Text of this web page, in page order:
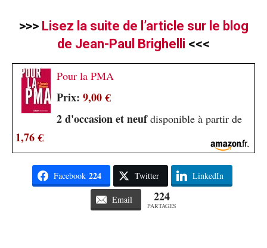
>>> Lisez la suite de l’article sur le blog
de Jean-Paul Brighelli <<<
Pour la PMA
Prix: 9,00 €
2 d'occasion et neufdisponible à partir de
1,76 €
Facebook 224 Twitter LinkedIn
Email 224
PARTAGES